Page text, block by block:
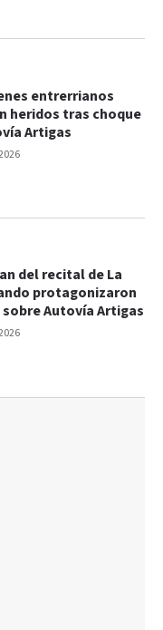
entrerrianos
heridos tras choque
Artigas
del recital de La
protagonizaron
Autovía Artigas